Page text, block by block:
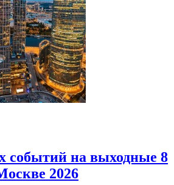
событий на выходные 8
2026